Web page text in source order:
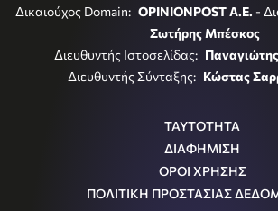
Δικαιούχος Domain: OPINIONPOST A.E. -
Σωτήρης Μπέσκος
Διευθυντής Ιστοσελίδας:
Διευθυντής Σύνταξης: Κώστας
ΤΑΥΤΟΤΗΤΑ
ΔΙΑΦΗΜΙΣΗ
ΟΡΟΙ ΧΡΗΣΗΣ
ΠΟΛΙΤΙΚΗ ΠΡΟΣΤΑΣΙΑΣ